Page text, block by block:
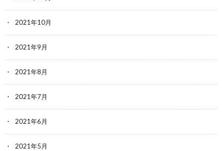
2021年10月
2021年9月
2021年8月
2021年7月
2021年6月
2021年5月